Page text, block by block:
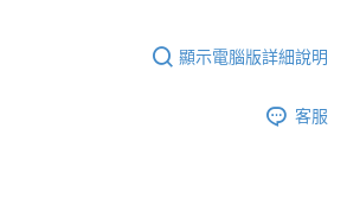
顯示電腦版詳細說明
客服